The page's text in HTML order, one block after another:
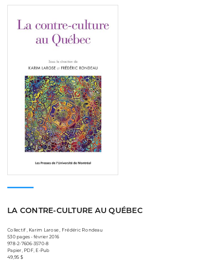
LA CONTRE-CULTURE AU QUÉBEC
Collectif , Karim Larose , Frédéric Rondeau
530 pages • février 2016
978-2-7606-3570-8
Papier, PDF, E-Pub
49,95 $